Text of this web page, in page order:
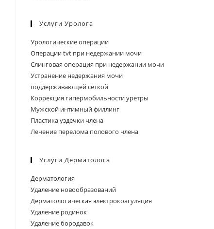
Услуги Уролога
Урологические операции
Операции tvt при недержании мочи
Слинговая операция при недержании мочи
Устранение недержания мочи
поддерживающей сеткой
Коррекция гипермобильности уретры
Мужской интимный филлинг
Пластика уздечки члена
Лечение перелома полового члена
Услуги Дерматолога
Дерматология
Удаление новообразований
Дерматологическая электрокоагуляция
Удаление родинок
Удаление бородавок